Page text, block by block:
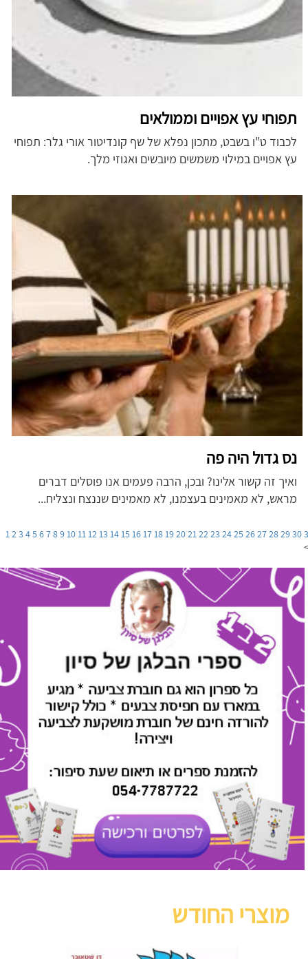
תפוחי עץ אפויים וממולאים
לכבוד ט"ו בשבט, מתכון נפלא של שף קונדיטור אורי גלר: תפוחי
עץ אפויים במילוי משמשים מיובשים ואגוזי מלך.
נס גדול היה פה
ואיך זה קשור אלינו? ובכן, הרבה פעמים אנו פוסלים דברים
מראש, לא מאמינים בעצמנו, לא מאמינים שננצח ונצליח...
1 2 3456789 10 11 12 13 14 15 16 17 18 192021 22 2324252627282930
>
מוצרי החודש